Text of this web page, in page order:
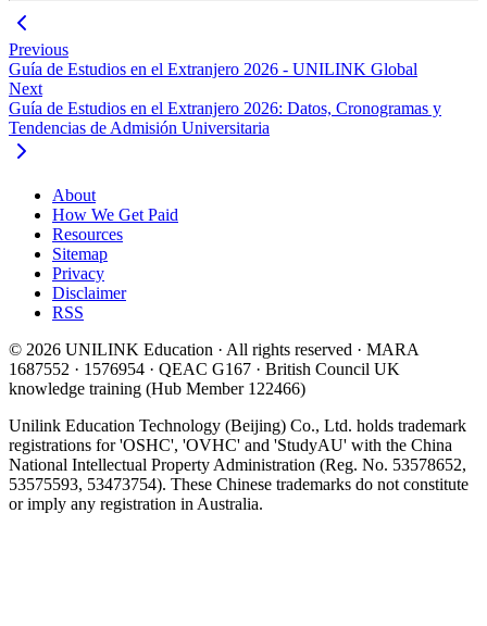
Previous
Guía de Estudios en el Extranjero 2026 - UNILINK Global
Next
Guía de Estudios en el Extranjero 2026: Datos, Cronogramas y
Tendencias de Admisión Universitaria
About
How We Get Paid
Resources
Sitemap
Privacy
Disclaimer
RSS
© 2026 UNILINK Education · All rights reserved · MARA
1687552 · 1576954 · QEAC G167 · British Council UK
knowledge training (Hub Member 122466)
Unilink Education Technology (Beijing) Co., Ltd. holds trademark
registrations for 'OSHC', 'OVHC' and 'StudyAU' with the China
National Intellectual Property Administration (Reg. No. 53578652,
53575593, 53473754). These Chinese trademarks do not constitute
or imply any registration in Australia.